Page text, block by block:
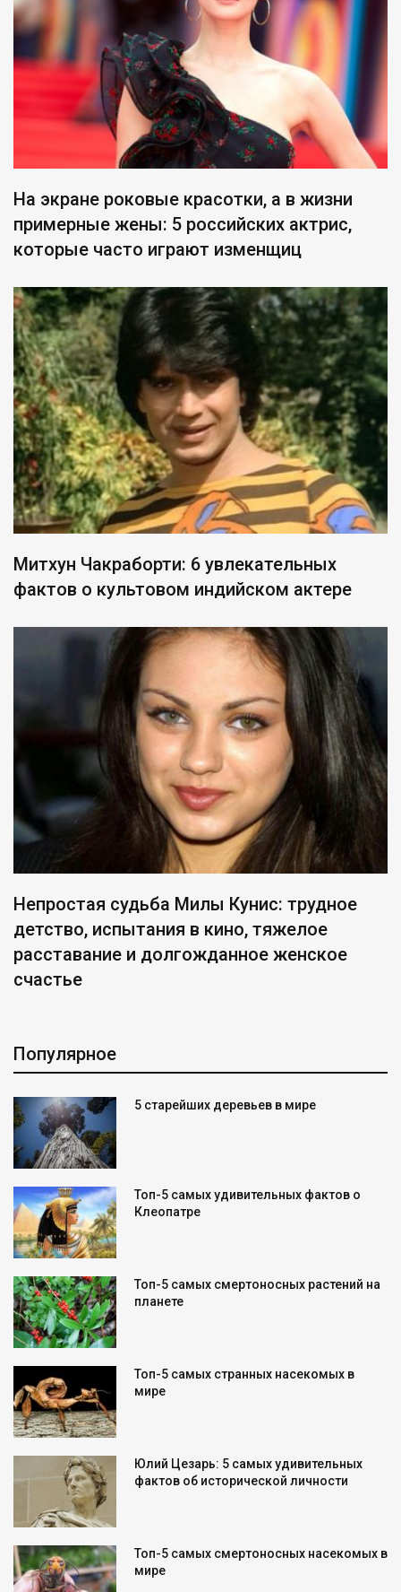
На экране роковые красотки, а в жизни
примерные жены: 5 российских актрис,
которые часто играют изменщиц
Митхун Чакраборти: 6 увлекательных
фактов о культовом индийском актере
Непростая судьба Милы Кунис: трудное
детство, испытания в кино, тяжелое
расставание и долгожданное женское
счастье
Популярное
5 старейших деревьев в мире
Топ-5 самых удивительных фактов о
Клеопатре
Топ-5 самых смертоносных растений на
планете
Топ-5 самых странных насекомых в
мире
Юлий Цезарь: 5 самых удивительных
фактов об исторической личности
Топ-5 самых смертоносных насекомых в
мире